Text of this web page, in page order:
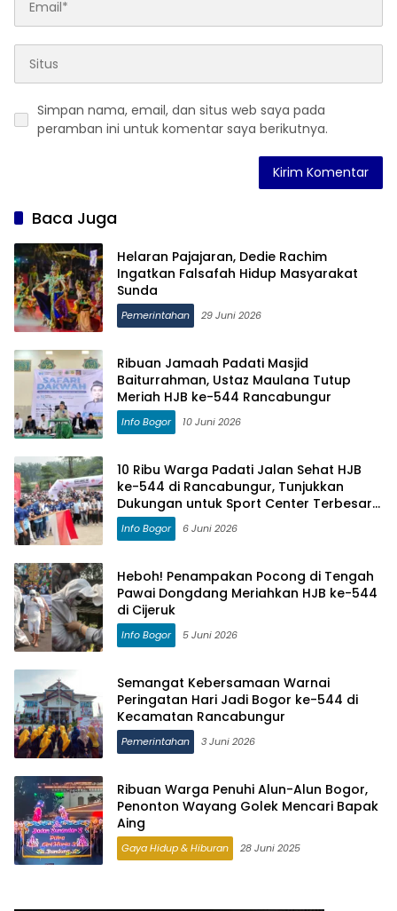
Simpan nama, email, dan situs web saya pada
peramban ini untuk komentar saya berikutnya.
Baca Juga
Helaran Pajajaran, Dedie Rachim
Ingatkan Falsafah Hidup Masyarakat
Sunda
Pemerintahan 29 Juni 2026
Ribuan Jamaah Padati Masjid
Baiturrahman, Ustaz Maulana Tutup
Meriah HJB ke-544 Rancabungur
Info Bogor 10 Juni 2026
10 Ribu Warga Padati Jalan Sehat HJB
ke-544 di Rancabungur, Tunjukkan
Dukungan untuk Sport Center Terbesar
di Dunia
Info Bogor 6 Juni 2026
Heboh! Penampakan Pocong di Tengah
Pawai Dongdang Meriahkan HJB ke-544
di Cijeruk
Info Bogor 5 Juni 2026
Semangat Kebersamaan Warnai
Peringatan Hari Jadi Bogor ke-544 di
Kecamatan Rancabungur
Pemerintahan 3 Juni 2026
Ribuan Warga Penuhi Alun-Alun Bogor,
Penonton Wayang Golek Mencari Bapak
Aing
Gaya Hidup & Hiburan 28 Juni 2025